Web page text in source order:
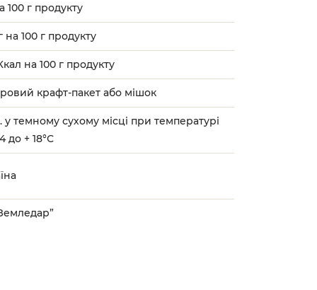
100 г продукту
на 100 г продукту
на 100 г продукту
крафт-пакет або мішок
у темному сухому місці при температурі
до + 18°С